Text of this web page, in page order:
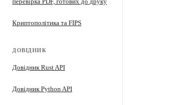
Криптополітика та FIPS
ДОВІДНИК
Довідник Rust API
Довідник Python API